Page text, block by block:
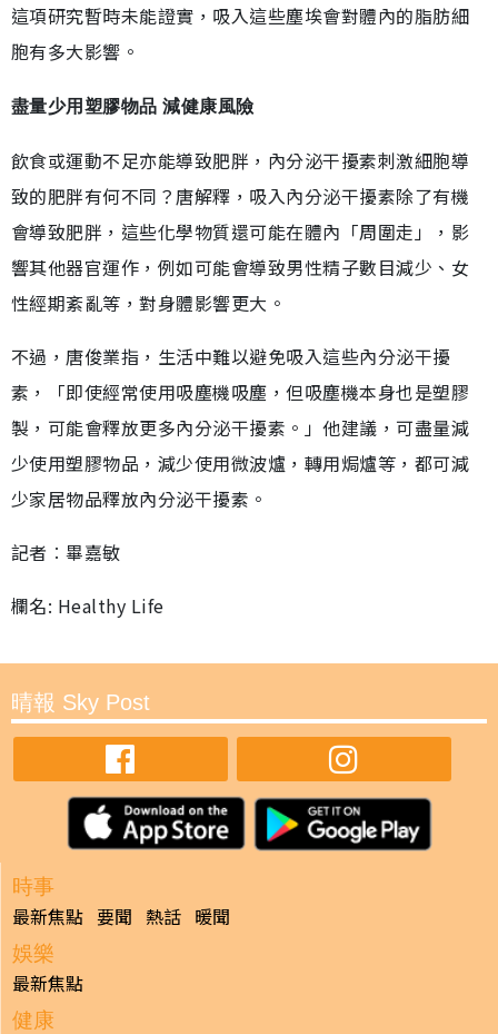
這項研究暫時未能證實，吸入這些塵埃會對體內的脂肪細
胞有多大影響。
盡量少用塑膠物品 減健康風險
飲食或運動不足亦能導致肥胖，內分泌干擾素刺激細胞導
致的肥胖有何不同？唐解釋，吸入內分泌干擾素除了有機
會導致肥胖，這些化學物質還可能在體內「周圍走」，影
響其他器官運作，例如可能會導致男性精子數目減少、女
性經期紊亂等，對身體影響更大。
不過，唐俊業指，生活中難以避免吸入這些內分泌干擾
素，「即使經常使用吸塵機吸塵，但吸塵機本身也是塑膠
製，可能會釋放更多內分泌干擾素。」他建議，可盡量減
少使用塑膠物品，減少使用微波爐，轉用焗爐等，都可減
少家居物品釋放內分泌干擾素。
記者︰畢嘉敏
欄名: Healthy Life
晴報 Sky Post
時事
最新焦點 要聞 熱話 暖聞
娛樂
最新焦點
健康